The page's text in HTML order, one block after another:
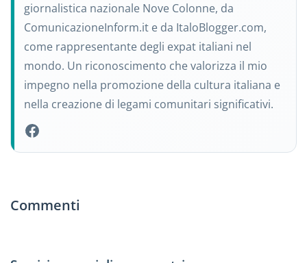
giornalistica nazionale Nove Colonne, da
ComunicazioneInform.it e da ItaloBlogger.com,
come rappresentante degli expat italiani nel
mondo. Un riconoscimento che valorizza il mio
impegno nella promozione della cultura italiana e
nella creazione di legami comunitari significativi.
Commenti